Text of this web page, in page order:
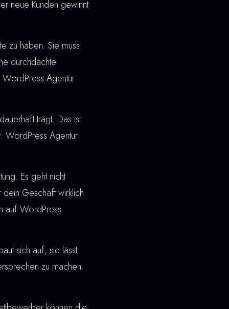
neue Kunden gewinnt
zu haben. Sie muss
durchdachte
Agentur
trägt. Das ist
WordPress Agentur
Es geht nicht
Geschäft wirklich
auf WordPress
sich auf, sie lässt
zu machen.